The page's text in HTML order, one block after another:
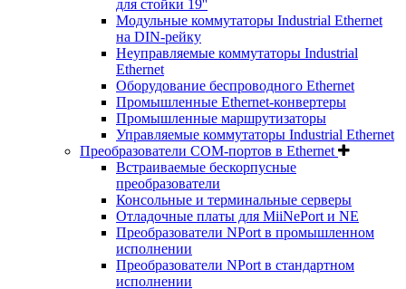
для стойки 19''
Модульные коммутаторы Industrial Ethernet
на DIN-рейку
Неуправляемые коммутаторы Industrial
Ethernet
Оборудование беспроводного Ethernet
Промышленные Ethernet-конвертеры
Промышленные маршрутизаторы
Управляемые коммутаторы Industrial Ethernet
Преобразователи COM-портов в Ethernet
Встраиваемые бескорпусные
преобразователи
Консольные и терминальные серверы
Отладочные платы для MiiNePort и NE
Преобразователи NPort в промышленном
исполнении
Преобразователи NPort в стандартном
исполнении